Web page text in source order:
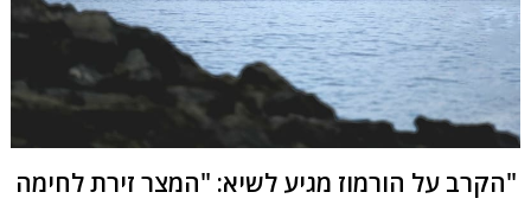
הקרב על הורמוז מגיע לשיא: "המצר זירת לחימה"